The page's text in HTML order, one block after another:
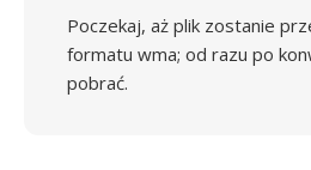
Poczekaj, aż plik zostanie
formatu wma; od razu po
pobrać.